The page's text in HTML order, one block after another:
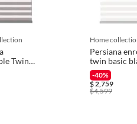
para retirar el polvo.
Twin
home
Persiana
twin basic
1.55mx2.40m
-40%
$2,759
$4,599